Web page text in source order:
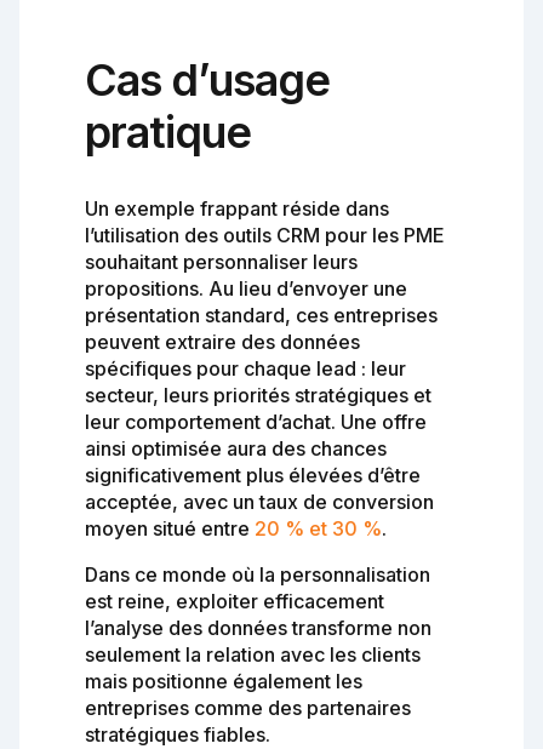
Cas d’usage
pratique
Un exemple frappant réside dans
l’utilisation des outils CRM pour les PME
souhaitant personnaliser leurs
propositions. Au lieu d’envoyer une
présentation standard, ces entreprises
peuvent extraire des données
spécifiques pour chaque lead : leur
secteur, leurs priorités stratégiques et
leur comportement d’achat. Une offre
ainsi optimisée aura des chances
significativement plus élevées d’être
acceptée, avec un taux de conversion
moyen situé entre 20 % et 30 %.
Dans ce monde où la personnalisation
est reine, exploiter efficacement
l’analyse des données transforme non
seulement la relation avec les clients
mais positionne également les
entreprises comme des partenaires
stratégiques fiables.